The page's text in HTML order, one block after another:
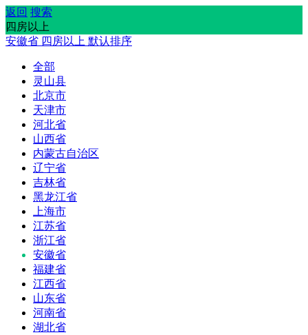
返回 搜索
四房以上
安徽省 四房以上 默认排序
全部
灵山县
北京市
天津市
河北省
山西省
内蒙古自治区
辽宁省
吉林省
黑龙江省
上海市
江苏省
浙江省
安徽省
福建省
江西省
山东省
河南省
湖北省